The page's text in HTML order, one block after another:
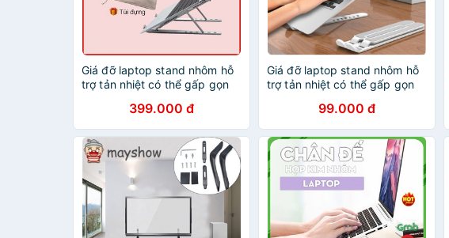
Giá đỡ laptop stand nhôm hỗ
trợ tản nhiệt có thể gấp gọn
macbook, surface
399.000 đ
Giá đỡ laptop stand nhôm hỗ
trợ tản nhiệt có thể gấp gọn
macbook, surface
99.000 đ